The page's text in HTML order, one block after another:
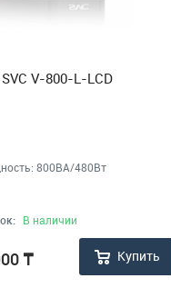
V-800-L-LCD
800ВА/480Вт
В наличии
₸ Купить